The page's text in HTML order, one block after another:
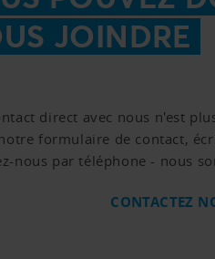
JOINDRE
direct avec nous n'est
formulaire de contact,
nous par téléphone - nous
CONTACTEZ